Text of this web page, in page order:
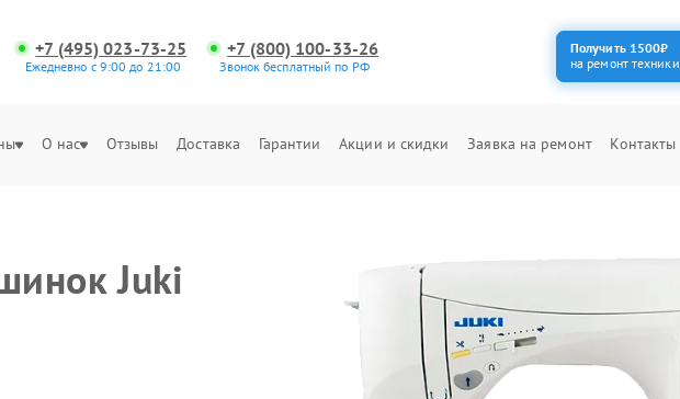
+7 (495) 023-73-25
Ежедневно с 9:00 до 21:00
+7 (800) 100-33-26
Звонок бесплатный по РФ
Получить 1500₽
на ремонт техники
О нас Отзывы Доставка Гарантии Акции и скидки Заявка на ремонт Контакты
Juki